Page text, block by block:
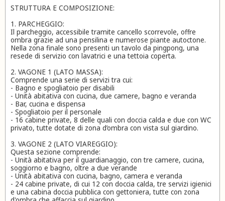
STRUTTURA E COMPOSIZIONE:
1. PARCHEGGIO:
Il parcheggio, accessibile tramite cancello scorrevole, offre
ombra grazie ad una pensilina e numerose piante autoctone.
Nella zona finale sono presenti un tavolo da pingpong, una
resede di servizio con lavatrici e una tettoia coperta.
2. VAGONE 1 (LATO MASSA):
Comprende una serie di servizi tra cui:
- Bagno e spogliatoio per disabili
- Unità abitativa con cucina, due camere, bagno e veranda
- Bar, cucina e dispensa
- Spogliatoio per il personale
- 16 cabine private, 8 delle quali con doccia calda e due con WC
privato, tutte dotate di zona d’ombra con vista sul giardino.
3. VAGONE 2 (LATO VIAREGGIO):
Questa sezione comprende:
- Unità abitativa per il guardianaggio, con tre camere, cucina,
soggiorno e bagno, oltre a due verande
- Unità abitativa con cucina, bagno, camera e veranda
- 24 cabine private, di cui 12 con doccia calda, tre servizi igienici
e una cabina doccia pubblica con gettoniera, tutte con zona